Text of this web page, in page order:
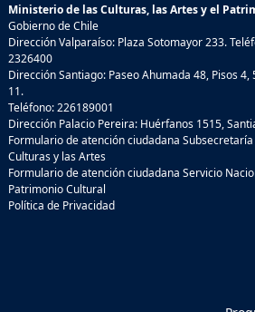
Ministerio de las Culturas, las Artes y el
Gobierno de Chile
Dirección Valparaíso: Plaza Sotomayor 233.
2326400
Dirección Santiago: Paseo Ahumada 48, Pisos 4,
11.
Teléfono: 226189001
Dirección Palacio Pereira: Huérfanos 1515,
Formulario de atención ciudadana
Culturas y las Artes
Formulario de atención ciudadana Servicio
Patrimonio Cultural
Política de Privacidad